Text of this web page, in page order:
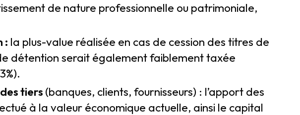
de nature professionnelle ou patrimoniale,
: la plus-value réalisée en cas de cession des titres de
détention serait également faiblement taxée
tiers (banques, clients, fournisseurs) : l’apport des
à la valeur économique actuelle, ainsi le capital